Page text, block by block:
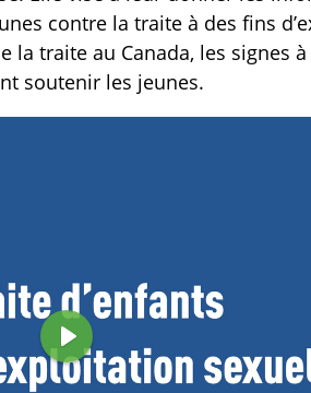
contre la traite à des fins
la traite au Canada, les signes
soutenir les jeunes.
L